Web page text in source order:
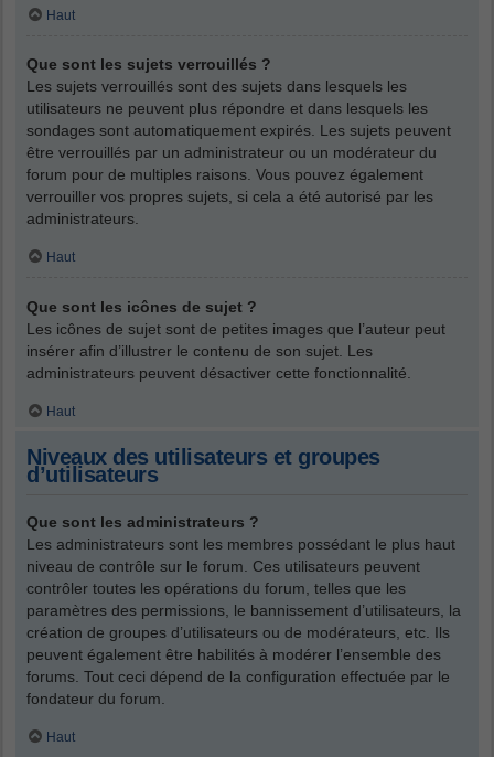
Haut
Que sont les sujets verrouillés ?
Les sujets verrouillés sont des sujets dans lesquels les
utilisateurs ne peuvent plus répondre et dans lesquels les
sondages sont automatiquement expirés. Les sujets peuvent
être verrouillés par un administrateur ou un modérateur du
forum pour de multiples raisons. Vous pouvez également
verrouiller vos propres sujets, si cela a été autorisé par les
administrateurs.
Haut
Que sont les icônes de sujet ?
Les icônes de sujet sont de petites images que l’auteur peut
insérer afin d’illustrer le contenu de son sujet. Les
administrateurs peuvent désactiver cette fonctionnalité.
Haut
Niveaux des utilisateurs et groupes
d’utilisateurs
Que sont les administrateurs ?
Les administrateurs sont les membres possédant le plus haut
niveau de contrôle sur le forum. Ces utilisateurs peuvent
contrôler toutes les opérations du forum, telles que les
paramètres des permissions, le bannissement d’utilisateurs, la
création de groupes d’utilisateurs ou de modérateurs, etc. Ils
peuvent également être habilités à modérer l’ensemble des
forums. Tout ceci dépend de la configuration effectuée par le
fondateur du forum.
Haut